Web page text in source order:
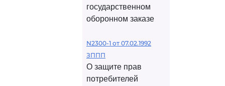
государственном
оборонном заказе
N2300-1 от 07.02.1992
ЗППП
О защите прав
потребителей